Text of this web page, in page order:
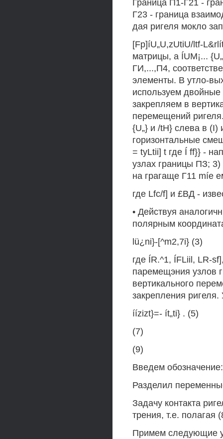
Граница П1-Г21 -
Г23 - граница
дая ригеля мокло
[Fp]íU„U,zUtiU/ltf-
матрицы, a ÍUM¡...
ГИ,...,П4,
элементы. В утло-
используем двойные
закрепляем в
перемещений
{U„} и /tH} слева в
горизонтальные
= tyLtii] t где Í ff}} -
узлах границы ПЗ;
на грагаще Г11 míe
где Lfc/f] и £ВД -
• Действуя
полярным
lü¿ni}-[^m2,7i} (3)
где ÍR.^1, ÍFLiil, LR-
паремещэния узлов
вертикального
закрепления ригеля.
íízizt}=- ít„ti} . (5)
(7)
(9)
Введем
Разделил
Задачу контакта
трения, т.е. полагая
Примем следующие